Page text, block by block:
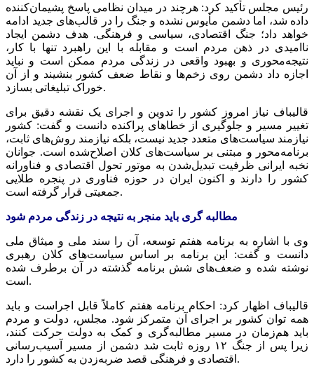
رئیس مجلس تأکید کرد: هرچند در میدان نظامی پاسخ پشیمان‌کننده
داده شد، اما دشمن مأیوس نشده و جنگ را در قالب‌های جدید ادامه
خواهد داد؛ جنگ اقتصادی، سیاسی و فرهنگی. هدف دشمن ایجاد
ناامیدی در ذهن مردم است و مقابله با این راهبرد تنها با کار،
نتیجه‌محوری و بهبود واقعی در زندگی مردم ممکن است و نباید
اجازه داد دشمن روی زخم‌ها و نقاط ضعف کشور بنشیند و از آن
خوراک تبلیغاتی بسازد.
قالیباف نیاز امروز کشور را تدوین و اجرای یک نقشه دقیق برای
تغییر مسیر و جلوگیری از خطاهای پراکنده دانست و گفت: کشور
نیازمند سیاست‌های متعدد جدید نیست، بلکه نیازمند روش‌های ثابت،
برنامه‌محور و مبتنی بر سیاست‌های کلان اصلاح‌شده است. جوانان
نخبه ایرانی ظرفیت تبدیل‌شدن به موتور تحول اقتصادی و فناورانه
کشور را دارند و اکنون ایران در حوزه فناوری در پنجره طلایی
جمعیتی قرار گرفته است.
مطالبهگری باید منجر به نتیجه در زندگی مردم شود
وی با اشاره به برنامه هفتم توسعه، آن را سند ملی و میثاق ملی
دانست و گفت: این برنامه بر اساس سیاست‌های کلان رهبری
نوشته شده و ضعف‌های شش برنامه گذشته در آن برطرف شده
است.
قالیباف اظهار کرد: احکام برنامه هفتم کاملاً قابل اجراست و باید
همه توان کشور بر اجرای آن متمرکز شود. مجلس، دولت و مردم
باید هم‌زمان در مسیر مطالبه‌گری و کمک به دولت حرکت کنند،
زیرا پس از جنگ ۱۲ روزه ثابت شد دشمن از مسیر آسیب‌رسانی
اقتصادی و فرهنگی قصد ضربه‌زدن به کشور را دارد.